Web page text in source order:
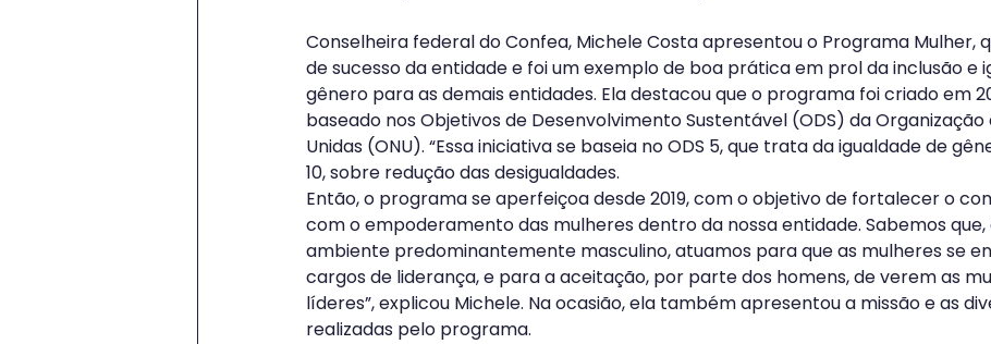
Conselheira federal do Confea, Michele Costa apresentou o Programa Mulher,
de sucesso da entidade e foi um exemplo de boa prática em prol da inclusão e
gênero para as demais entidades. Ela destacou que o programa foi criado em
baseado nos Objetivos de Desenvolvimento Sustentável (ODS) da Organização
Unidas (ONU). “Essa iniciativa se baseia no ODS 5, que trata da igualdade de
10, sobre redução das desigualdades.
Então, o programa se aperfeiçoa desde 2019, com o objetivo de fortalecer o
com o empoderamento das mulheres dentro da nossa entidade. Sabemos
ambiente predominantemente masculino, atuamos para que as mulheres se
cargos de liderança, e para a aceitação, por parte dos homens, de verem as
líderes”, explicou Michele. Na ocasião, ela também apresentou a missão e as
realizadas pelo programa.